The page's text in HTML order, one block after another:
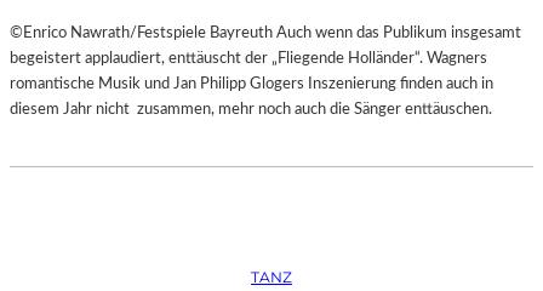
©Enrico Nawrath/Festspiele Bayreuth Auch wenn das Publikum insgesamt
begeistert applaudiert, enttäuscht der „Fliegende Holländer“. Wagners
romantische Musik und Jan Philipp Glogers Inszenierung finden auch in
diesem Jahr nicht zusammen, mehr noch auch die Sänger enttäuschen.
TANZ